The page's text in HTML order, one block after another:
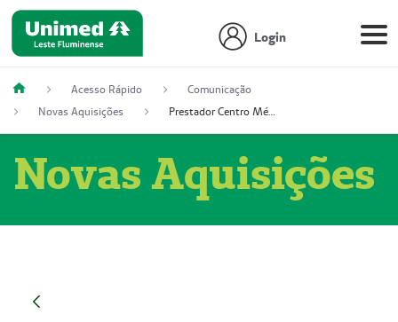
Login
Acesso Rápido
Comunicação
Novas Aquisições
Prestador Centro Médico Vitória Ltda, 51004350-4: Centro Médico Vitória Ltda (Nome Fantasia: Policlínica Master)
Novas Aquisições